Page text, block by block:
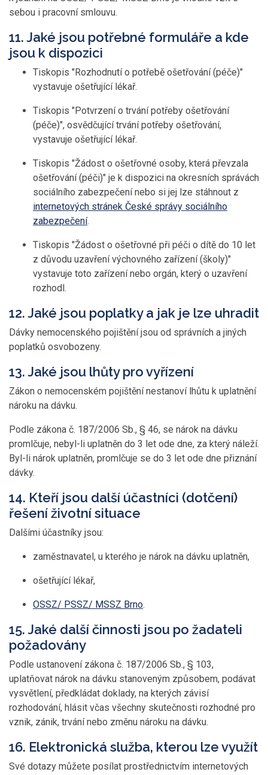
sebou i pracovní smlouvu.
11. Jaké jsou potřebné formuláře a kde
jsou k dispozici
Tiskopis "Rozhodnutí o potřebě ošetřování (péče)"
vystavuje ošetřující lékař.
Tiskopis "Potvrzení o trvání potřeby ošetřování
(péče)", osvědčující trvání potřeby ošetřování,
vystavuje ošetřující lékař.
Tiskopis "Žádost o ošetřovné osoby, která převzala
ošetřování (péči)" je k dispozici na okresních správách
sociálního zabezpečení nebo si jej lze stáhnout z
internetových stránek České správy sociálního
zabezpečení.
Tiskopis "Žádost o ošetřovné při péči o dítě do 10 let
z důvodu uzavření výchovného zařízení (školy)"
vystavuje toto zařízení nebo orgán, který o uzavření
rozhodl.
12. Jaké jsou poplatky a jak je lze uhradit
Dávky nemocenského pojištění jsou od správních a jiných
poplatků osvobozeny.
13. Jaké jsou lhůty pro vyřízení
Zákon o nemocenském pojištění nestanoví lhůtu k uplatnění
nároku na dávku.
Podle zákona č. 187/2006 Sb., § 46, se nárok na dávku
promlčuje, nebyl-li uplatněn do 3 let ode dne, za který náleží.
Byl-li nárok uplatněn, promlčuje se do 3 let ode dne přiznání
dávky.
14. Kteří jsou další účastníci (dotčení)
řešení životní situace
Dalšími účastníky jsou:
zaměstnavatel, u kterého je nárok na dávku uplatněn,
ošetřující lékař,
OSSZ/ PSSZ/ MSSZ Brno.
15. Jaké další činnosti jsou po žadateli
požadovány
Podle ustanovení zákona č. 187/2006 Sb., § 103,
uplatňovat nárok na dávku stanoveným způsobem, podávat
vysvětlení, předkládat doklady, na kterých závisí
rozhodování, hlásit včas všechny skutečnosti rozhodné pro
vznik, zánik, trvání nebo změnu nároku na dávku.
16. Elektronická služba, kterou lze využít
Své dotazy můžete posílat prostřednictvím internetových